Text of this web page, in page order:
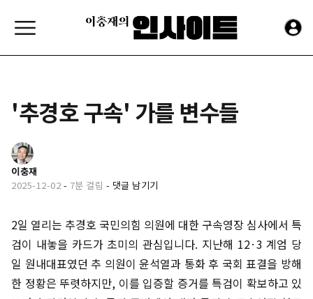
'추경호 구속' 가를 변수들
이충재
2025-12-02 - 7분 걸림 - 댓글 남기기
2일 열리는 추경호 국민의힘 의원에 대한 구속영장 심사에서 특
검이 내놓을 카드가 초미의 관심입니다. 지난해 12·3 계엄 당
일 원내대표였던 추 의원이 윤석열과 통화 후 국회 표결을 방해
한 정황은 뚜렷하지만, 이를 입증할 증거를 특검이 확보하고 있